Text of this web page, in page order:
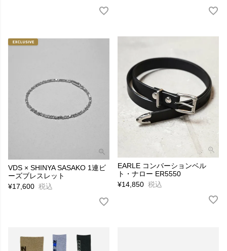
VDS × SHINYA SASAKO 1連ビ
ーズブレスレット
¥17,600 税込
EARLE コンバーションベル
ト・ナロー ER5550
¥14,850 税込